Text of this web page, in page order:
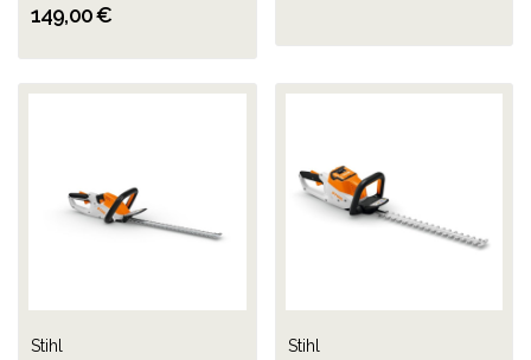
149,00 €
Stihl Stihl